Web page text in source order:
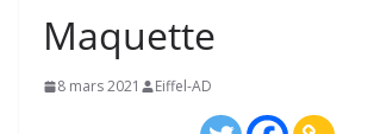
Maquette
8 mars 2021 Eiffel-AD